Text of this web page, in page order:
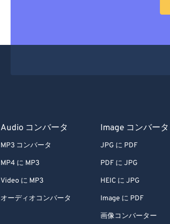
Audio コンバータ
MP3 コンバータ
MP4 に MP3
Video に MP3
オーディオコンバータ
Image コンバータ
JPG に PDF
PDF に JPG
HEIC に JPG
Image に PDF
画像コンバーター